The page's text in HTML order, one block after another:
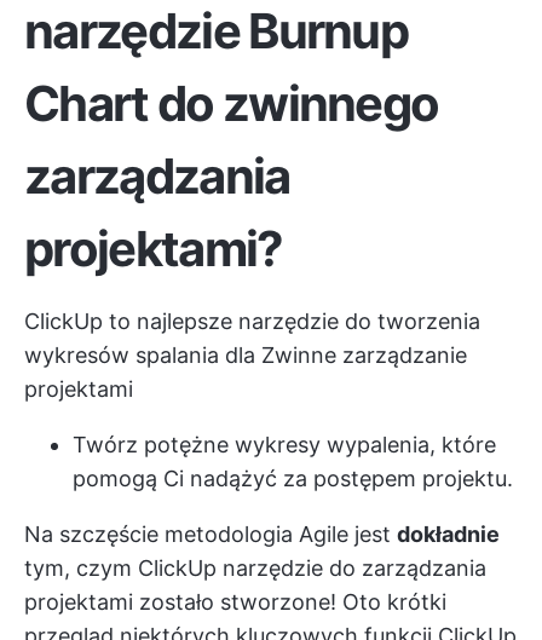
narzędzie Burnup
Chart do zwinnego
zarządzania
projektami?
ClickUp to najlepsze narzędzie do tworzenia
wykresów spalania dla Zwinne zarządzanie
projektami
Twórz potężne wykresy wypalenia, które
pomogą Ci nadążyć za postępem projektu.
Na szczęście metodologia Agile jest dokładnie
tym, czym ClickUp narzędzie do zarządzania
projektami zostało stworzone! Oto krótki